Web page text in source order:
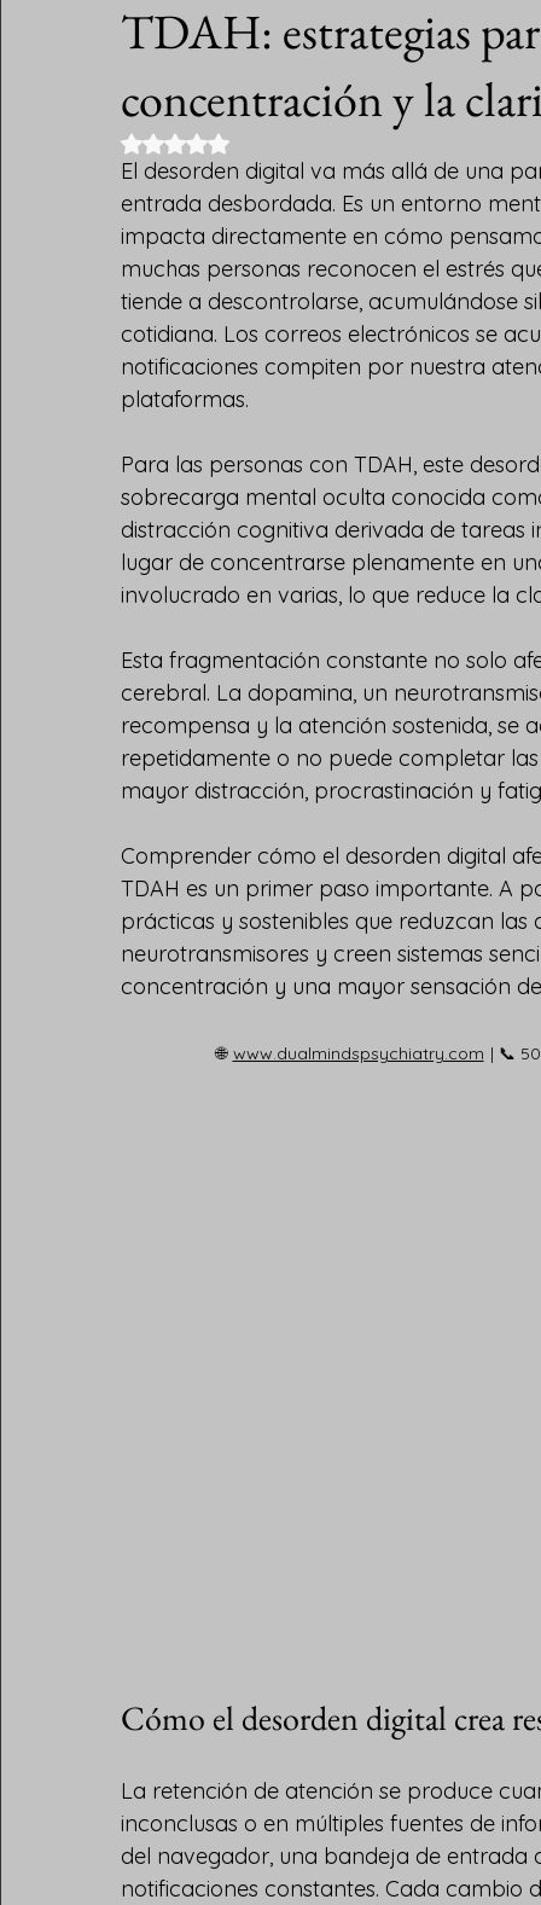
TDAH: estrategias
concentración y la
Obtuvo NaN de 5 estrellas.
El desorden digital va más allá de una
entrada desbordada. Es un entorno
impacta directamente en cómo
muchas personas reconocen el estrés
tiende a descontrolarse, acumulándose
cotidiana. Los correos electrónicos se
notificaciones compiten por nuestra
plataformas.
Para las personas con TDAH, este
sobrecarga mental oculta conocida
distracción cognitiva derivada de tareas
lugar de concentrarse plenamente en
involucrado en varias, lo que reduce la
Esta fragmentación constante no solo
cerebral. La dopamina, un
recompensa y la atención sostenida,
repetidamente o no puede completar
mayor distracción, procrastinación y
Comprender cómo el desorden digital
TDAH es un primer paso importante. A
prácticas y sostenibles que reduzcan
neurotransmisores y creen sistemas
concentración y una mayor sensación
🌐 www.dualmindspsychiatry.com | 📞
Cómo el desorden digital crea
La retención de atención se produce
inconclusas o en múltiples fuentes de
del navegador, una bandeja de
notificaciones constantes. Cada cambio